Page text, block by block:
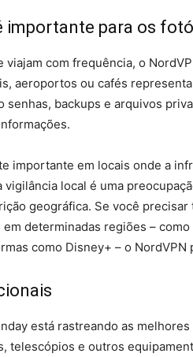
importante para os
viajam com frequência, o
aeroportos ou cafés
senhas, backups e arquivos
importante em locais onde a
vigilância local é uma
geográfica. Se você
determinadas regiões –
como Disney+ – o
está rastreando as
telescópios e outros